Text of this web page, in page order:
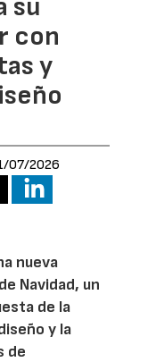
su
con
y
07/2026
nueva
Navidad, un
de la
y la
de